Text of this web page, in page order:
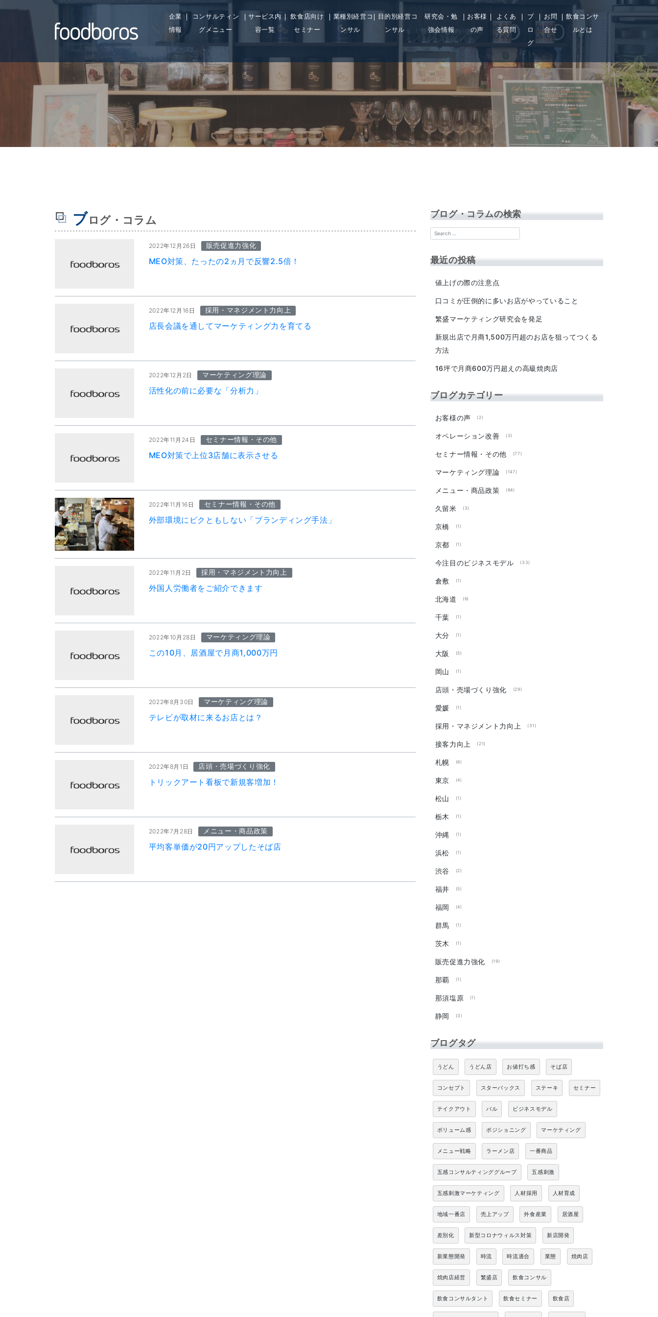
企業
情報
コンサルティン
グメニュー
サービス内
容一覧
飲食店向け
セミナー
業種別経営コ
ンサル
目的別経営コ
ンサル
研究会・勉
強会情報
お客様
の声
よくあ
る質問
ブ
ロ
グ
お問
合せ
飲食コンサ
ルとは
property:
/home/foodboros/foodboros.com/public_html/wp-
content/themes/food-b/archive.php
line
Warning
: Undefined property:
WP_Post_Type::$count
in
/home/foodboros/foodboros.com/public_html/wp-
content/themes/food-b/archive.php
on
line
25
ブログ・コラム
2022年12月26日 販売促進力強化
MEO対策、たったの2ヵ月で反響2.5倍！
2022年12月16日 採用・マネジメント力向上
店長会議を通してマーケティング力を育てる
2022年12月2日 マーケティング理論
活性化の前に必要な「分析力」
2022年11月24日 セミナー情報・その他
MEO対策で上位3店舗に表示させる
2022年11月16日 セミナー情報・その他
外部環境にビクともしない「ブランディング手法」
2022年11月2日 採用・マネジメント力向上
外国人労働者をご紹介できます
2022年10月28日 マーケティング理論
この10月、居酒屋で月商1,000万円
2022年8月30日 マーケティング理論
テレビが取材に来るお店とは？
2022年8月1日 店頭・売場づくり強化
トリックアート看板で新規客増加！
2022年7月28日 メニュー・商品政策
平均客単価が20円アップしたそば店
ブログ・コラムの検索
最近の投稿
値上げの際の注意点
口コミが圧倒的に多いお店がやっていること
繁盛マーケティング研究会を発足
新規出店で月商1,500万円超のお店を狙ってつくる
方法
16坪で月商600万円超えの高級焼肉店
ブログカテゴリー
お客様の声 (2)
オペレーション改善 (3)
セミナー情報・その他 (77)
マーケティング理論 (147)
メニュー・商品政策 (84)
久留米 (3)
京橋 (1)
京都 (1)
今注目のビジネスモデル (33)
倉敷 (1)
北海道 (6)
千葉 (1)
大分 (1)
大阪 (5)
岡山 (1)
店頭・売場づくり強化 (29)
愛媛 (1)
採用・マネジメント力向上 (31)
接客力向上 (21)
札幌 (6)
東京 (4)
松山 (1)
栃木 (1)
沖縄 (1)
浜松 (1)
渋谷 (2)
福井 (5)
福岡 (4)
群馬 (1)
茨木 (1)
販売促進力強化 (19)
那覇 (1)
那須塩原 (1)
静岡 (3)
ブログタグ
うどん うどん店 お値打ち感 そば店
コンセプト スターバックス ステーキ セミナー
テイクアウト バル ビジネスモデル
ボリューム感 ポジショニング マーケティング
メニュー戦略 ラーメン店 一番商品
五感コンサルティンググループ 五感刺激
五感刺激マーケティング 人材採用 人材育成
地域一番店 売上アップ 外食産業 居酒屋
差別化 新型コロナウィルス対策 新店開発
新業態開発 時流 時流適合 業態 焼肉店
焼肉店経営 繁盛店 飲食コンサル
飲食コンサルタント 飲食セミナー 飲食店